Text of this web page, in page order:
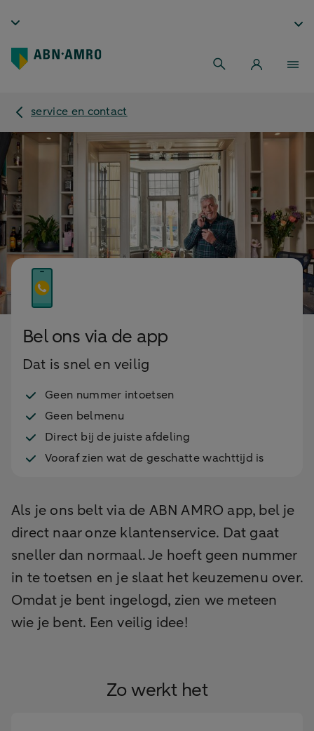
service en contact
Bel ons via de app
Dat is snel en veilig
Geen nummer intoetsen
Geen belmenu
Direct bij de juiste afdeling
Vooraf zien wat de geschatte wachttijd is
Als je ons belt via de ABN AMRO app, bel je
direct naar onze klantenservice. Dat gaat
sneller dan normaal. Je hoeft geen nummer
in te toetsen en je slaat het keuzemenu over.
Omdat je bent ingelogd, zien we meteen
wie je bent. Een veilig idee!
Zo werkt het